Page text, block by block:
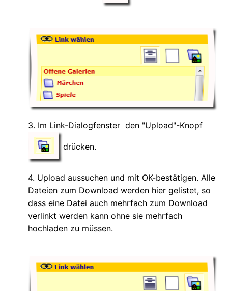
3. Im Link-Dialogfenster den "Upload"-Knopf
drücken.
4. Upload aussuchen und mit OK-bestätigen. Alle
Dateien zum Download werden hier gelistet, so
dass eine Datei auch mehrfach zum Download
verlinkt werden kann ohne sie mehrfach
hochladen zu müssen.